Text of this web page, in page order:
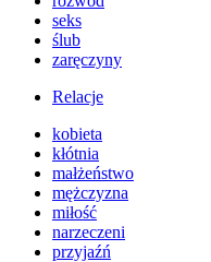
seks
ślub
zaręczyny
Relacje
kobieta
kłótnia
małżeństwo
mężczyzna
miłość
narzeczeni
przyjaźń